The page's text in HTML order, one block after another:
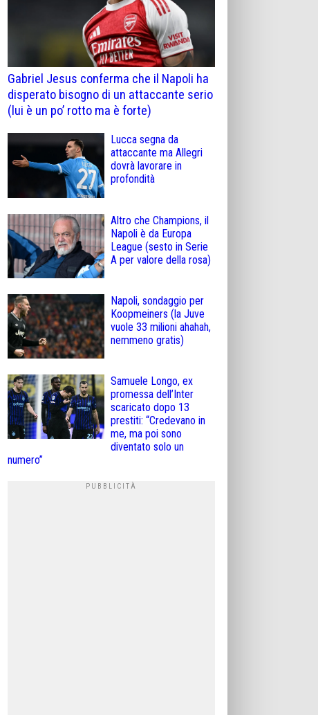
Gabriel Jesus conferma che il Napoli ha
disperato bisogno di un attaccante serio
(lui è un po’ rotto ma è forte)
Lucca segna da
attaccante ma Allegri
dovrà lavorare in
profondità
Altro che Champions, il
Napoli è da Europa
League (sesto in Serie
A per valore della rosa)
Napoli, sondaggio per
Koopmeiners (la Juve
vuole 33 milioni ahahah,
nemmeno gratis)
Samuele Longo, ex
promessa dell’Inter
scaricato dopo 13
prestiti: “Credevano in
me, ma poi sono
diventato solo un
numero”